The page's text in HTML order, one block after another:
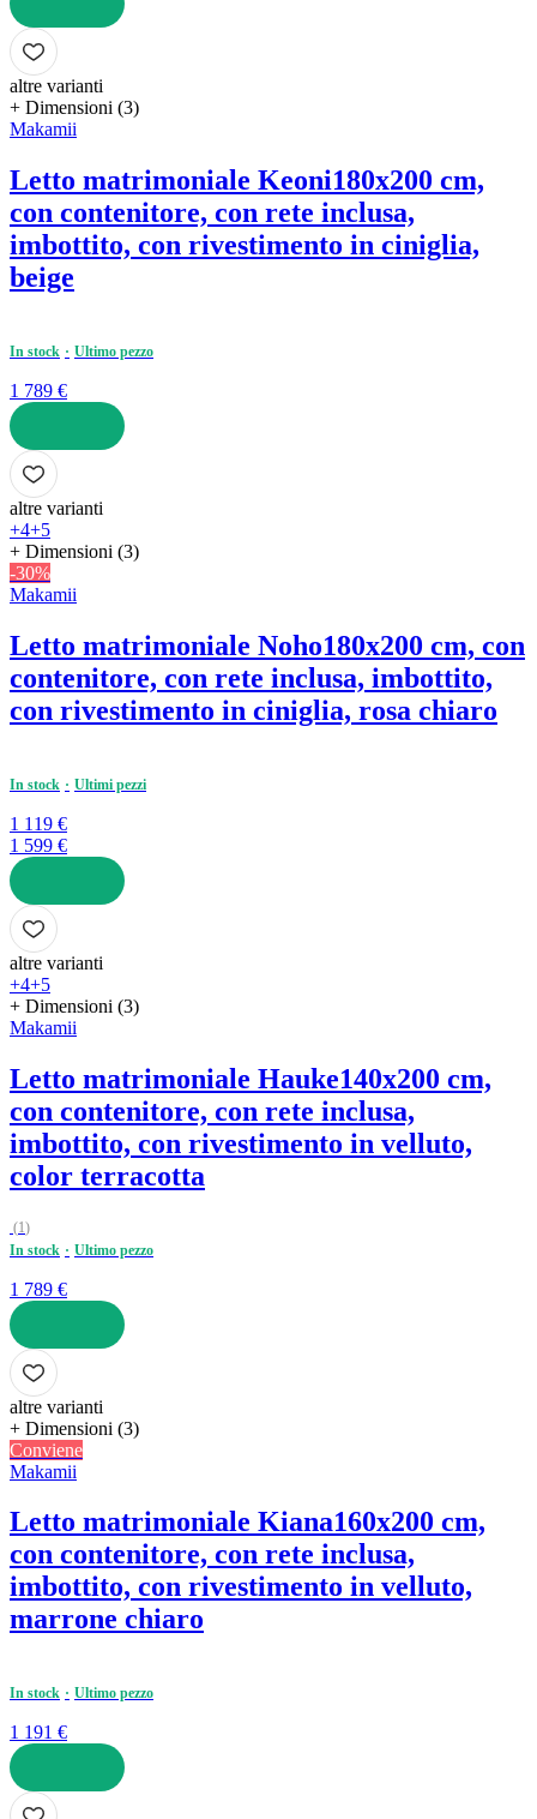
AGGIUNGI
altre varianti
+ Dimensioni (3)
Makamii
Letto matrimoniale Keoni180x200 cm,
con contenitore, con rete inclusa,
imbottito, con rivestimento in ciniglia,
beige
In stock Ultimo pezzo
1 789 €
AGGIUNGI
altre varianti
+4+5
+ Dimensioni (3)
-30%
Makamii
Letto matrimoniale Noho180x200 cm, con
contenitore, con rete inclusa, imbottito,
con rivestimento in ciniglia, rosa chiaro
In stock Ultimi pezzi
1 119 €
1 599 €
AGGIUNGI
altre varianti
+4+5
+ Dimensioni (3)
Makamii
Letto matrimoniale Hauke140x200 cm,
con contenitore, con rete inclusa,
imbottito, con rivestimento in velluto,
color terracotta
(1)
In stock
Ultimo pezzo
1 789 €
AGGIUNGI
altre varianti
+ Dimensioni (3)
Conviene
Makamii
Letto matrimoniale Kiana160x200 cm,
con contenitore, con rete inclusa,
imbottito, con rivestimento in velluto,
marrone chiaro
In stock Ultimo pezzo
1 191 €
AGGIUNGI